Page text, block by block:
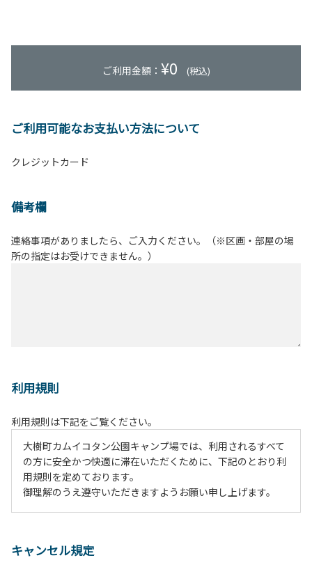
ご利用金額： ¥0 (税込)
ご利用可能なお支払い方法について
クレジットカード
備考欄
連絡事項がありましたら、ご入力ください。（※区画・部屋の場
所の指定はお受けできません。）
利用規則
利用規則は下記をご覧ください。
大樹町カムイコタン公園キャンプ場では、利用されるすべて
の方に安全かつ快適に滞在いただくために、下記のとおり利
用規則を定めております。
御理解のうえ遵守いただきますようお願い申し上げます。
２、中学生以下だけでの利用はできません。高校生以上の方
キャンセル規定